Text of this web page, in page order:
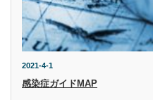
2021-4-1
感染症ガイドMAP